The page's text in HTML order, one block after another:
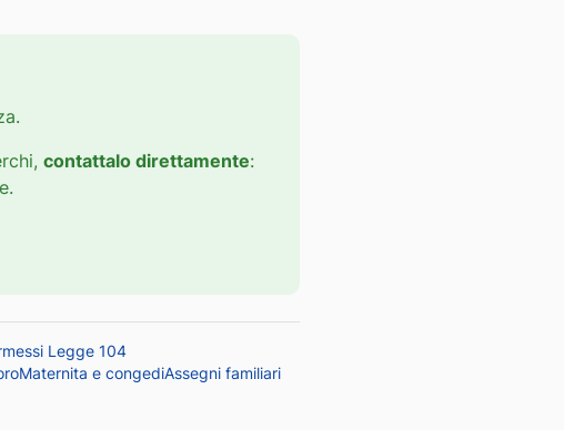
contattalo direttamente:
Legge 104
Maternita e congediAssegni familiari